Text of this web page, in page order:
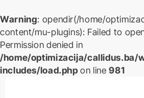
Warning: opendir(/home/
content/mu-plugins): Failed to
Permission denied in
/home/optimizacija/callidus.ba/
includes/load.php on line981